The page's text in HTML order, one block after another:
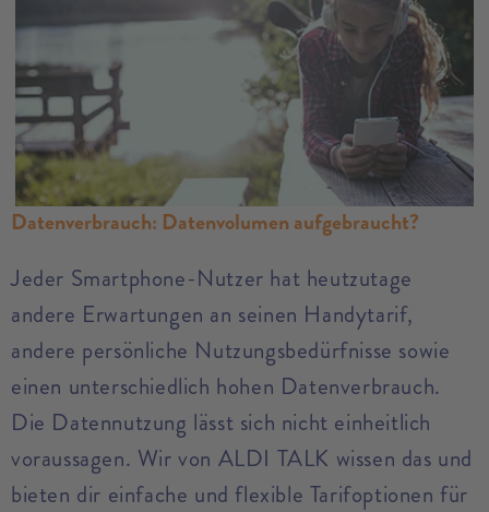
Datenverbrauch: Datenvolumen aufgebraucht?
Jeder Smartphone-Nutzer hat heutzutage
andere Erwartungen an seinen Handytarif,
andere persönliche Nutzungsbedürfnisse sowie
einen unterschiedlich hohen Datenverbrauch.
Die Datennutzung lässt sich nicht einheitlich
voraussagen. Wir von ALDI TALK wissen das und
bieten dir einfache und flexible Tarifoptionen für